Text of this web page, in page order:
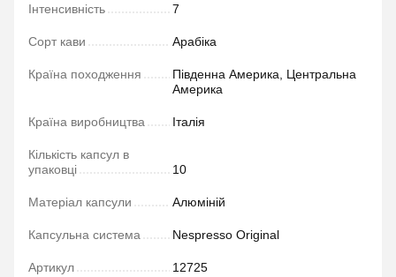
Інтенсивність 7
Сорт кави Арабіка
Країна походження
Південна Америка, Центральна
Америка
Країна виробництва Італія
Кількість капсул в
упаковці
10
Матеріал капсули Алюміній
Капсульна система Nespresso Original
Артикул 12725